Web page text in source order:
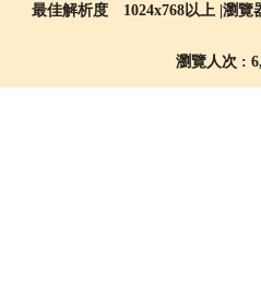
最佳解析度 1024x768以上 |瀏覽
瀏覽人次 :